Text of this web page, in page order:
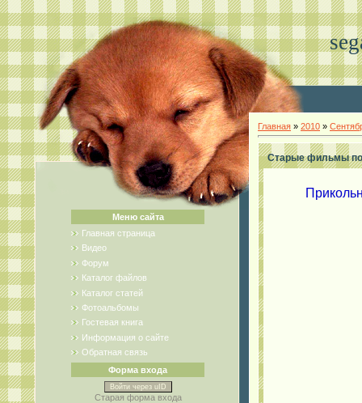
Меню сайта
Главная страница
Видео
Форум
Каталог файлов
Каталог статей
Фотоальбомы
Гостевая книга
Информация о сайте
Обратная связь
Форма входа
Войти через uID
Старая форма входа
Главная » 2010 »
Старые фильмы